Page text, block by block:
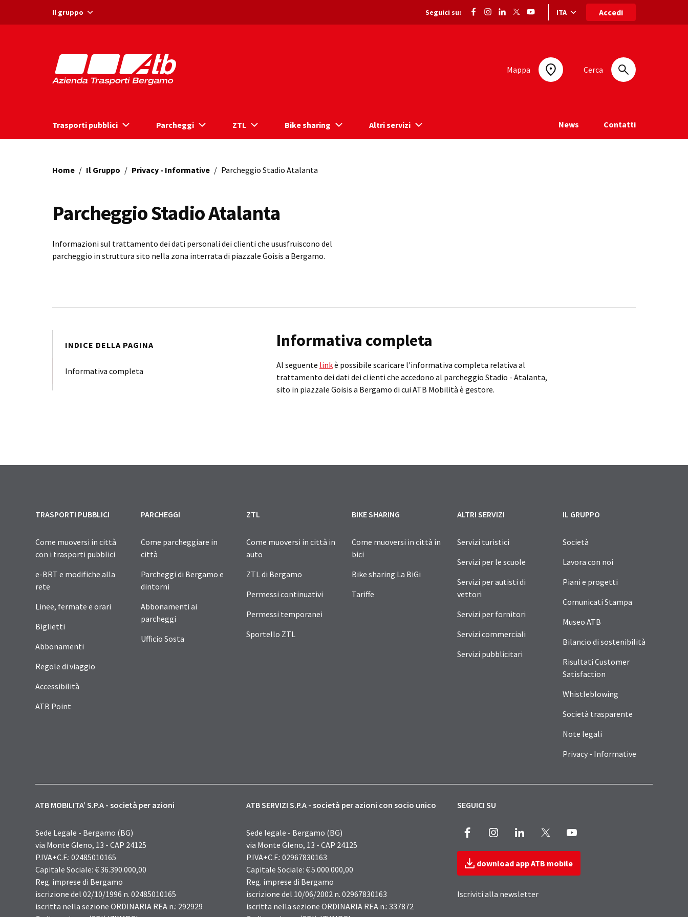
Il gruppo Seguici su: Selezione lingua: lingua selezionata
ITA Accedi
Mappa Cerca
Trasporti pubblici Parcheggi ZTL Bike sharing Altri servizi News Contatti
Home / Il Gruppo / Privacy - Informative / Parcheggio Stadio Atalanta
Parcheggio Stadio Atalanta
Informazioni sul trattamento dei dati personali dei clienti che ususfruiscono del
parcheggio in struttura sito nella zona interrata di piazzale Goisis a Bergamo.
INDICE DELLA PAGINA
Informativa completa
Informativa completa
Al seguente linkè possibile scaricare l'informativa completa relativa al
trattamento dei dati dei clienti che accedono al parcheggio Stadio - Atalanta,
sito in piazzale Goisis a Bergamo di cui ATB Mobilità è gestore.
TRASPORTI PUBBLICI
Come muoversi in città
con i trasporti pubblici
e-BRT e modifiche alla
rete
Linee, fermate e orari
Biglietti
Abbonamenti
Regole di viaggio
Accessibilità
ATB Point
PARCHEGGI
Come parcheggiare in
città
Parcheggi di Bergamo e
dintorni
Abbonamenti ai
parcheggi
Ufficio Sosta
ZTL
Come muoversi in città in
auto
ZTL di Bergamo
Permessi continuativi
Permessi temporanei
Sportello ZTL
BIKE SHARING
Come muoversi in città in
bici
Bike sharing La BiGi
Tariffe
ALTRI SERVIZI
Servizi turistici
Servizi per le scuole
Servizi per autisti di
vettori
Servizi per fornitori
Servizi commerciali
Servizi pubblicitari
IL GRUPPO
Società
Lavora con noi
Piani e progetti
Comunicati Stampa
Museo ATB
Bilancio di sostenibilità
Risultati Customer
Satisfaction
Whistleblowing
Società trasparente
Note legali
Privacy - Informative
ATB MOBILITA’ S.P.A - società per azioni
Sede Legale - Bergamo (BG)
via Monte Gleno, 13 - CAP 24125
P.IVA+C.F.: 02485010165
Capitale Sociale: € 36.390.000,00
Reg. imprese di Bergamo
iscrizione del 02/10/1996 n. 02485010165
iscritta nella sezione ORDINARIA REA n.: 292929
ATB SERVIZI S.P.A - società per azioni con socio unico
Sede legale - Bergamo (BG)
via Monte Gleno, 13 - CAP 24125
P.IVA+C.F.: 02967830163
Capitale Sociale: € 5.000.000,00
Reg. imprese di Bergamo
iscrizione del 10/06/2002 n. 02967830163
iscritta nella sezione ORDINARIA REA n.: 337872
SEGUICI SU
Facebook InstagramLinkedIn
download app ATB mobile
Iscriviti alla newsletter